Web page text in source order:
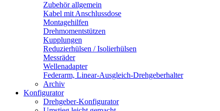
Zubehör allgemein
Kabel mit Anschlussdose
Montagehilfen
Drehmomentstützen
Kupplungen
Reduzierhülsen / Isolierhülsen
Messräder
Wellenadapter
Federarm, Linear-Ausgleich-Drehgeberhalter
Archiv
Konfigurator
Drehgeber-Konfigurator